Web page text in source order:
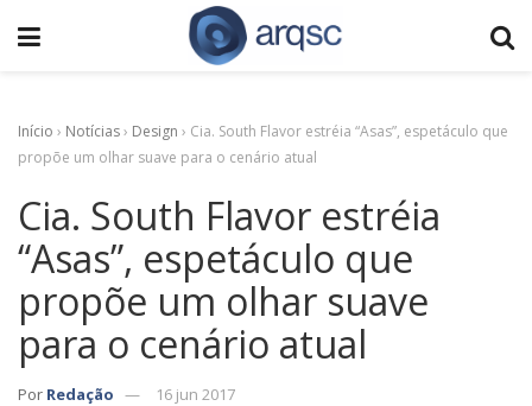
Início › Notícias› Design › Cia. South Flavor estréia “Asas”, espetáculo que
propõe um olhar suave para o cenário atual
Cia. South Flavor estréia
“Asas”, espetáculo que
propõe um olhar suave
para o cenário atual
Por Redação 16 jun 2017